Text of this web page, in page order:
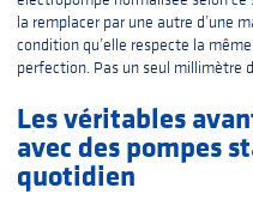
la remplacer par une autre d’une
condition qu’elle respecte la
perfection. Pas un seul millimètre
Les véritables
avec des pompes
quotidien